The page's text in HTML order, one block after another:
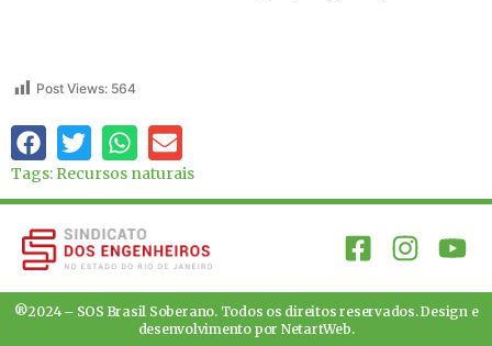
Post Views: 564
Tags: Recursos naturais
®2024 – SOS Brasil Soberano. Todos os direitos reservados. Design e
desenvolvimento por NetartWeb.